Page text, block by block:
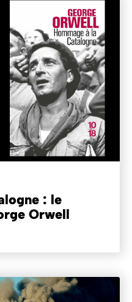
: le
Orwell